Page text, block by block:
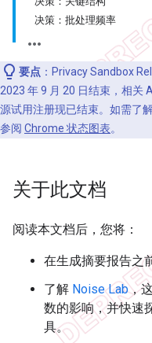
决策：批处理频率
要点 ：Privacy Sandbox
2023 年 9 月 20 日结束，相关
源试用注册现已结束。如需了
参阅 Chrome 状态图表。
关于此文档
阅读本文档后，您将：
在生成摘要报告之
了解 Noise Lab，
数的影响，并快速
具。